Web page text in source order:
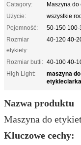
Catagory:
Maszyna
Użycie:
wszystkie
Pojemność:
50-150
Rozmiar
etykiety:
40-120 40-
Rozmiar butli: 40-100 40-
High Light:
maszyna
Nazwa produktu
Maszyna do
Kluczowe cechy: